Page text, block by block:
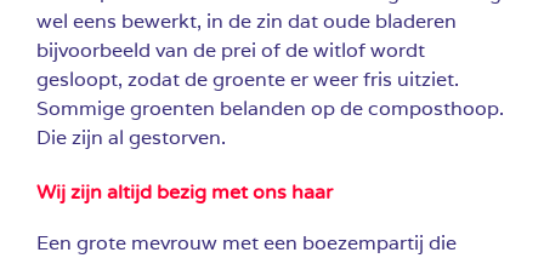
wel eens bewerkt, in de zin dat oude bladeren
bijvoorbeeld van de prei of de witlof wordt
gesloopt, zodat de groente er weer fris uitziet.
Sommige groenten belanden op de composthoop.
Die zijn al gestorven.
Wij zijn altijd bezig met ons haar
Een grote mevrouw met een boezempartij die